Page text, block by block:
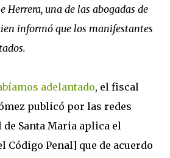
Herrera, una de las abogadas de
informó que los manifestantes
adelantado, el fiscal
publicó por las redes
Santa Maria aplica el
Código Penal] que de acuerdo